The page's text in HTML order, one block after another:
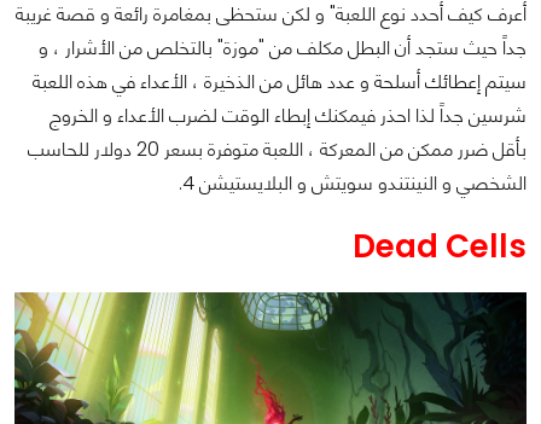
أعرف كيف أحدد نوع اللعبة" و لكن ستحظى بمغامرة رائعة و قصة غريبة
جداً حيث ستجد أن البطل مكلف من "موزة" بالتخلص من الأشرار ، و
سيتم إعطائك أسلحة و عدد هائل من الذخيرة ، الأعداء في هذه اللعبة
شرسين جداً لذا احذر فيمكنك إبطاء الوقت لضرب الأعداء و الخروج
بأقل ضرر ممكن من المعركة ، اللعبة متوفرة بسعر 20 دولار للحاسب
الشخصي و النينتندو سويتش و البلايستيشن 4.
Dead Cells